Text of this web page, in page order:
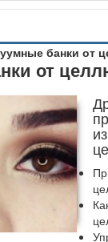
банки от
от